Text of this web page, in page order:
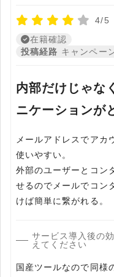
4/5
在籍確認
投稿経路 キャンペー
内部だけじゃな
ニケーションが
メールアドレスでアカ
使いやすい。
外部のユーザーとコン
せるのでメールでコン
けば簡単に繋がれる。
サービス導入後の
えてください
国産ツールなので同様